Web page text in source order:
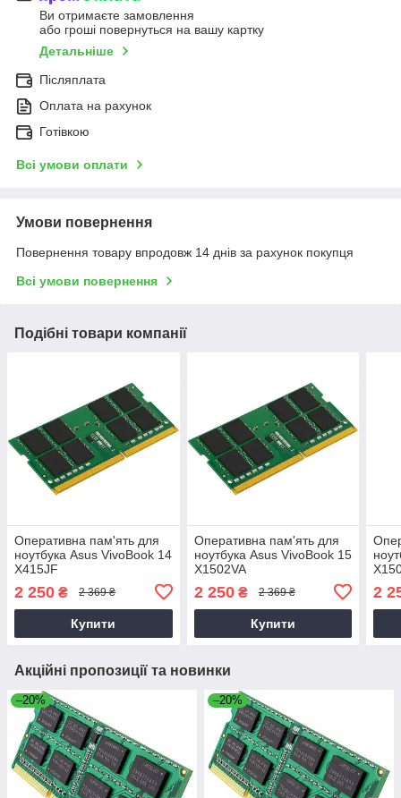
Ви отримаєте замовлення
або гроші повернуться на вашу картку
Детальніше
Післяплата
Оплата на рахунок
Готівкою
Всі умови оплати
Умови повернення
Повернення товару впродовж 14 днів за рахунок покупця
Всі умови повернення
Подібні товари компанії
Оперативна пам'ять для
ноутбука Asus VivoBook 14
X415JF
2 250 ₴ 2 369 ₴
Купити
Оперативна пам'ять для
ноутбука Asus VivoBook 15
X1502VA
2 250₴ 2 369 ₴
Купити
2
Акційні пропозиції та новинки
–20% –20%